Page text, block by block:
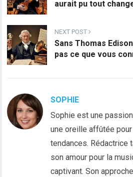
aurait pu tout
NEXT POST
Sans Thomas
pas ce que vous
SOPHIE
Sophie est une
une oreille affûtée
tendances. Rédactrice
son amour pour la
captivant. Son